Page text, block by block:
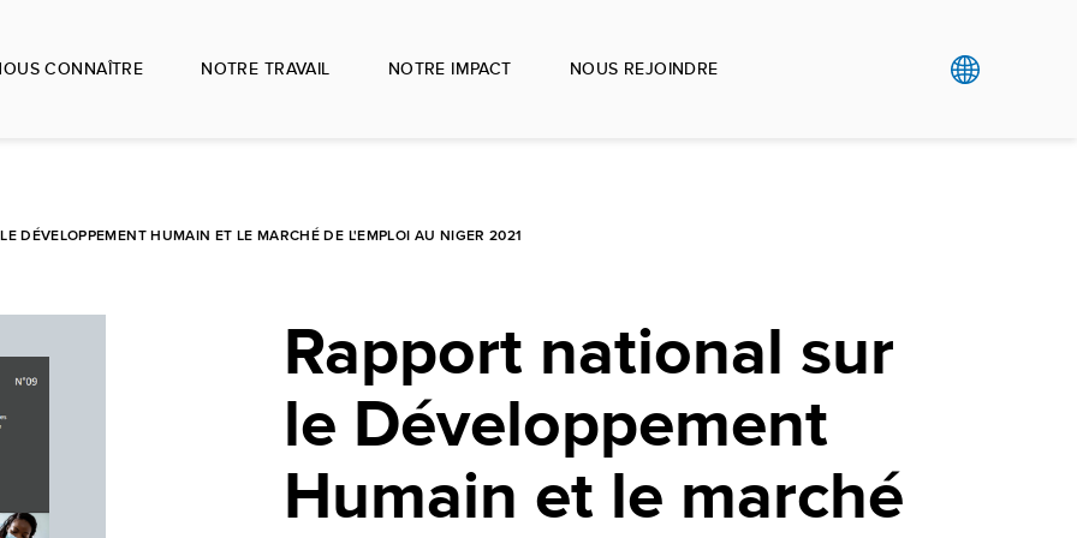
CONNAÎTRE NOTRE TRAVAIL NOTRE IMPACT NOUS REJOINDRE
DÉVELOPPEMENT HUMAIN ET LE MARCHÉ DE L'EMPLOI AU NIGER 2021
Rapport national sur
le Développement
Humain et le marché